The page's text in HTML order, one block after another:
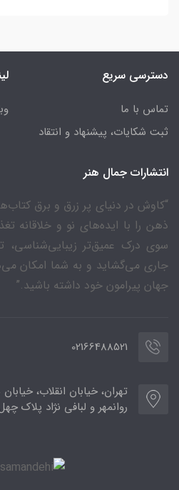
دسترسی سریع
تماس با ما
ثبت شکایات، پیشنهاد و انتقاد
انتشارات جمال هنر
“کاوش در دنیای پر زرق و برق
ذهن را با ایده‌های نو و خلاقانه
سوی درک عمیق‌تر زیبایی‌شناسی،
جاری می‌گشاید و به شما امکان
جهان پیرامون خود داشته باشید.”
02166488521
تهران، خیابان انقلاب،
روانمهر و لبافی نژاد پلاک